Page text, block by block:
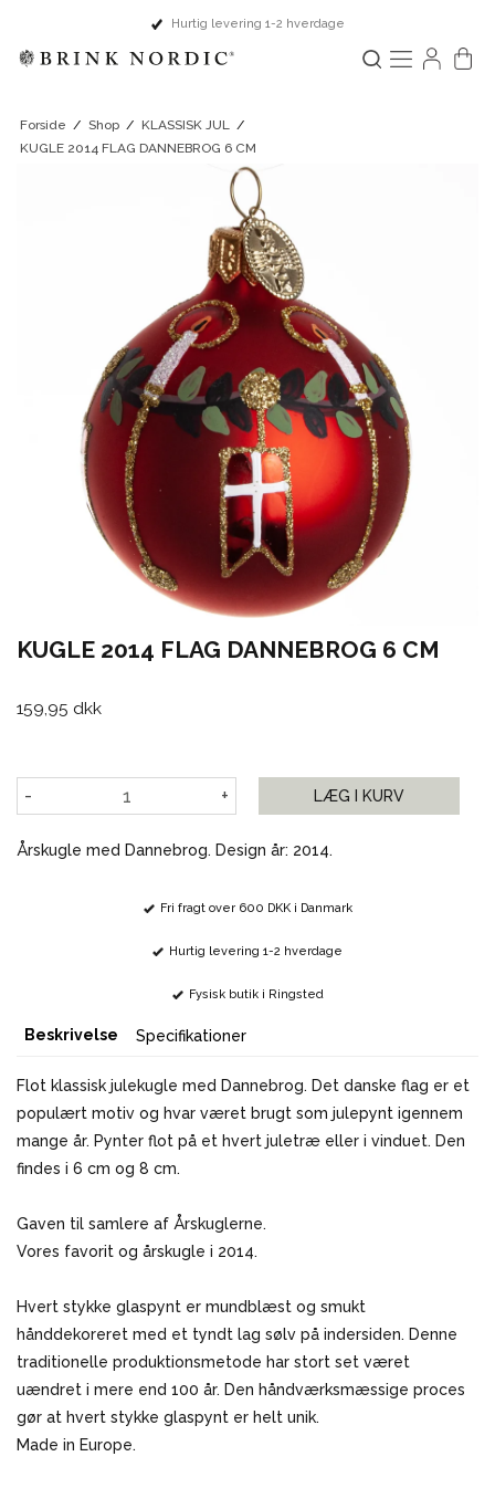
Hurtig levering 1-2 hverdage
Forside / Shop / KLASSISK JUL /
KUGLE 2014 FLAG DANNEBROG 6 CM
KUGLE 2014 FLAG DANNEBROG 6 CM
159,95 dkk
- + LÆG I KURV
Årskugle med Dannebrog. Design år: 2014.
Fri fragt over 600 DKK i Danmark
Hurtig levering 1-2 hverdage
Fysisk butik i Ringsted
Beskrivelse Specifikationer
Flot klassisk julekugle med Dannebrog. Det danske flag er et
populært motiv og hvar været brugt som julepynt igennem
mange år. Pynter flot på et hvert juletræ eller i vinduet. Den
findes i 6 cm og 8 cm.
Gaven til samlere af Årskuglerne.
Vores favorit og årskugle i 2014.
Hvert stykke glaspynt er mundblæst og smukt
hånddekoreret med et tyndt lag sølv på indersiden. Denne
traditionelle produktionsmetode har stort set været
uændret i mere end 100 år. Den håndværksmæssige proces
gør at hvert stykke glaspynt er helt unik.
Made in Europe.